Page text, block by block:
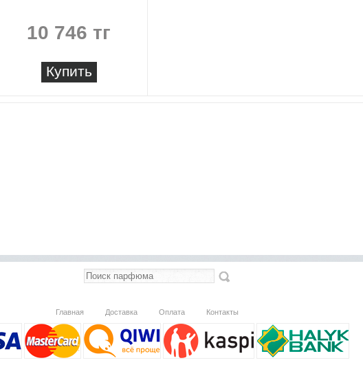
10 746 тг
Купить
Главная Доставка Оплата Контакты